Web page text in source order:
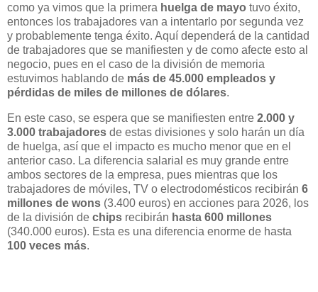
como ya vimos que la primera huelga de mayo tuvo éxito,
entonces los trabajadores van a intentarlo por segunda vez
y probablemente tenga éxito. Aquí dependerá de la cantidad
de trabajadores que se manifiesten y de como afecte esto al
negocio, pues en el caso de la división de memoria
estuvimos hablando de más de 45.000 empleados y
pérdidas de miles de millones de dólares.
En este caso, se espera que se manifiesten entre 2.000 y
3.000 trabajadores de estas divisiones y solo harán un día
de huelga, así que el impacto es mucho menor que en el
anterior caso. La diferencia salarial es muy grande entre
ambos sectores de la empresa, pues mientras que los
trabajadores de móviles, TV o electrodomésticos recibirán 6
millones de wons (3.400 euros) en acciones para 2026, los
de la división de chips recibirán hasta 600 millones
(340.000 euros). Esta es una diferencia enorme de hasta
100 veces más.